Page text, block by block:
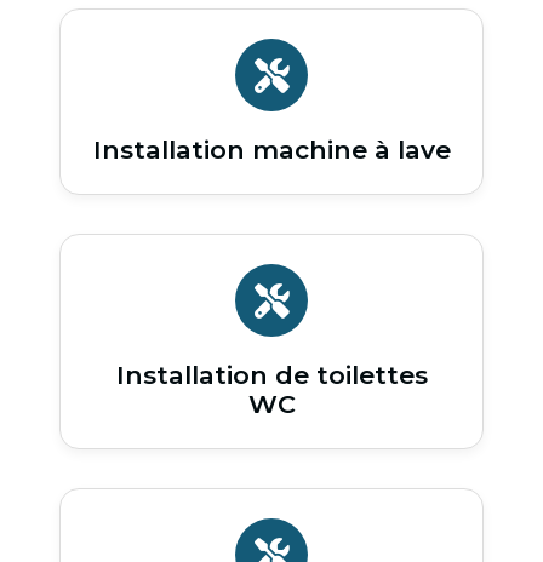
Installation machine à lave
Installation de toilettes
WC